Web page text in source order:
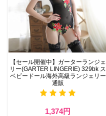
【セール開催中】ガーターランジェ
リー(GARTER LINGERIE) 329bk ス
ベビードール海外高級ランジェリー
通販
1,374円